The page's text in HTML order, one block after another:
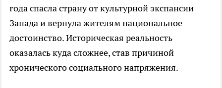
года спасла страну от культурной экспансии
Запада и вернула жителям национальное
достоинство. Историческая реальность
оказалась куда сложнее, став причиной
хронического социального напряжения.